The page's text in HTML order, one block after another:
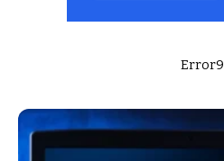
Error9